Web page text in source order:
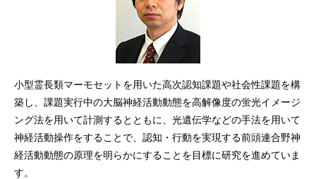
小型霊長類マーモセットを用いた高次認知課題や社会性課題を構
築し、課題実行中の大脳神経活動動態を高解像度の蛍光イメージ
ング法を用いて計測するとともに、光遺伝学などの手法を用いて
神経活動操作をすることで、認知・行動を実現する前頭連合野神
経活動動態の原理を明らかにすることを目標に研究を進めていま
す。